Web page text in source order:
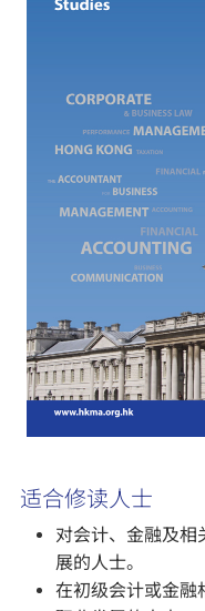
适合修读人士
对会计、金融及相
展的人士。
在初级会计或金融